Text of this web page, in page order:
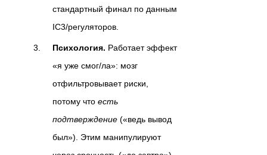
стандартный финал по данным
IC3/регуляторов.
Психология. Работает эффект
«я уже смог/ла»: мозг
отфильтровывает риски,
потому что есть
подтверждение («ведь вывод
был»). Этим манипулируют